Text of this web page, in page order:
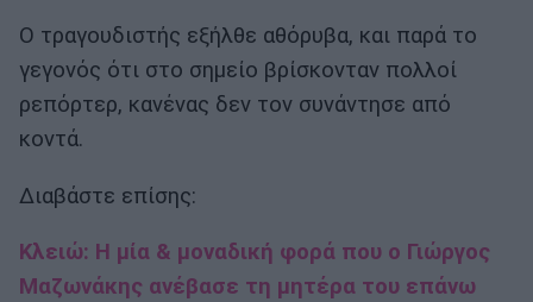
Ο τραγουδιστής εξήλθε αθόρυβα, και παρά το
γεγονός ότι στο σημείο βρίσκονταν πολλοί
ρεπόρτερ, κανένας δεν τον συνάντησε από
κοντά.
Διαβάστε επίσης:
Κλειώ: Η μία & μοναδική φορά που ο Γιώργος
Μαζωνάκης ανέβασε τη μητέρα του επάνω